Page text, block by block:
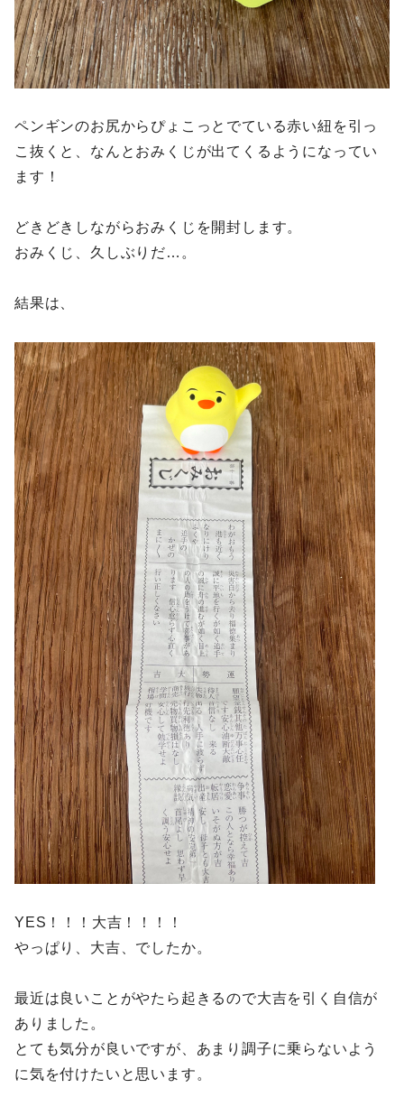
ペンギンのお尻からぴょこっとでている赤い紐を引っ
こ抜くと、なんとおみくじが出てくるようになってい
ます！
どきどきしながらおみくじを開封します。
おみくじ、久しぶりだ…。
結果は、
YES！！！大吉！！！！
やっぱり、大吉、でしたか。
最近は良いことがやたら起きるので大吉を引く自信が
ありました。
とても気分が良いですが、あまり調子に乗らないよう
に気を付けたいと思います。